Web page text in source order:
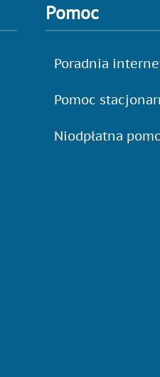
Pomoc
Poradnia
Pomoc
Niodpłatna